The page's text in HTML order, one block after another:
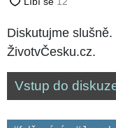
Diskutujme slušně.
ŽivotvČesku.cz.
Vstup do